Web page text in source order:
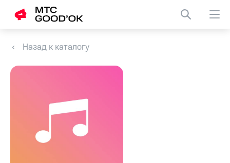
Назад к каталогу